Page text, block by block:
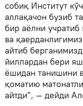
собиқ Институт
аллақачон бузиб
бир аёлни
ва
айтиб
йиллардан бери
ёшидан танишини
қоматию
айтди”, — дейди